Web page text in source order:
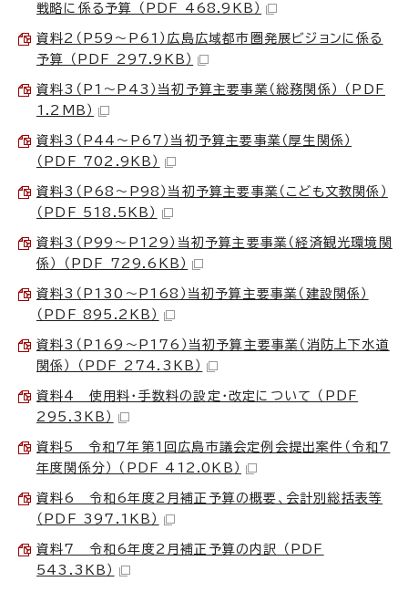
戦略に係る予算 （PDF 468.9KB）
資料2（P59～P61）広島広域都市圏発展ビジョンに係る
予算 （PDF 297.9KB）
資料3（P1～P43）当初予算主要事業（総務関係） （PDF
1.2MB）
資料3（P44～P67）当初予算主要事業（厚生関係）
（PDF 702.9KB）
資料3（P68～P98）当初予算主要事業（こども文教関係）
（PDF 518.5KB）
資料3（P99～P129）当初予算主要事業（経済観光環境関
係） （PDF 729.6KB）
資料3（P130～P168）当初予算主要事業（建設関係）
（PDF 895.2KB）
資料3（P169～P176）当初予算主要事業（消防上下水道
関係） （PDF 274.3KB）
資料4 使用料・手数料の設定・改定について （PDF
295.3KB）
資料5 令和7年第1回広島市議会定例会提出案件（令和7
年度関係分） （PDF 412.0KB）
資料6 令和6年度2月補正予算の概要、会計別総括表等
（PDF 397.1KB）
資料7 令和6年度2月補正予算の内訳 （PDF
543.3KB）